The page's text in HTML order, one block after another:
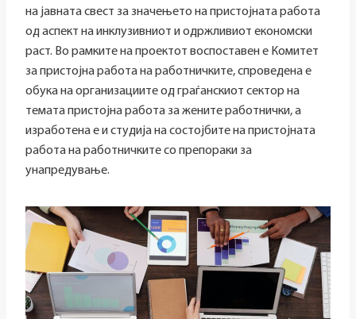
на јавната свест за значењето на пристојната работа
од аспект на инклузивниот и одржливиот економски
раст. Во рамките на проектот воспоставен е Комитет
за пристојна работа на работничките, спроведена е
обука на организациите од граѓанскиот сектор на
темата пристојна работа за жените работнички, а
изработена е и студија на состојбите на пристојната
работа на работничките со препораки за
унапредување.